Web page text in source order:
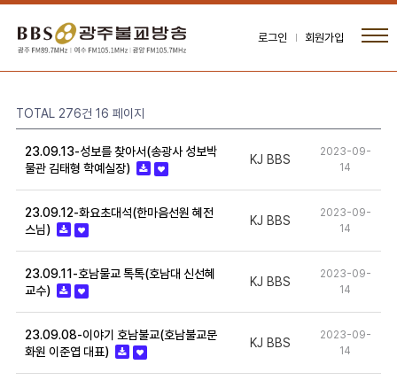
로그인 회원가입
TOTAL 276건 16 페이지
23.09.13-성보를 찾아서(송광사 성보박
물관 김태형 학예실장)
KJ BBS
2023-09-
14
23.09.12-화요초대석(한마음선원 혜전
스님)
KJ BBS
2023-09-
14
23.09.11-호남물교 톡톡(호남대 신선혜
교수)
KJ BBS
2023-09-
14
23.09.08-이야기 호남불교(호남불교문
화원 이준엽 대표)
KJ BBS
2023-09-
14